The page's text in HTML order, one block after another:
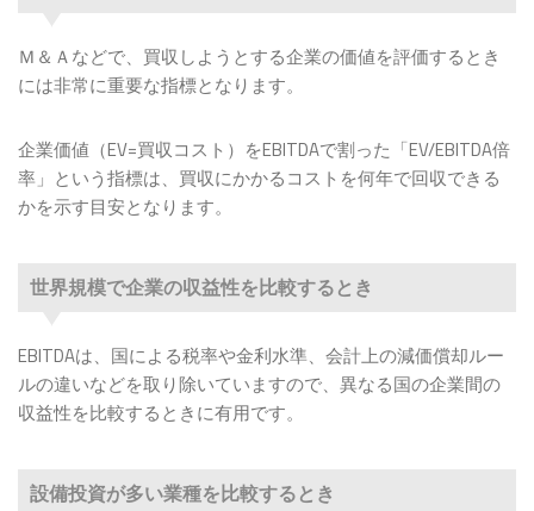
Ｍ＆Ａなどで、買収しようとする企業の価値を評価するとき
には非常に重要な指標となります。
企業価値（EV=買収コスト）をEBITDAで割った「EV/EBITDA倍
率」という指標は、買収にかかるコストを何年で回収できる
かを示す目安となります。
世界規模で企業の収益性を比較するとき
EBITDAは、国による税率や金利水準、会計上の減価償却ルー
ルの違いなどを取り除いていますので、異なる国の企業間の
収益性を比較するときに有用です。
設備投資が多い業種を比較するとき